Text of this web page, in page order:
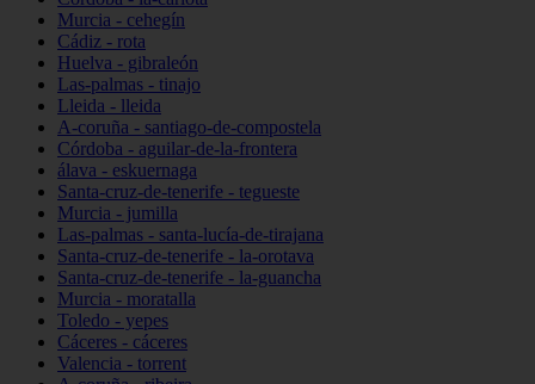
Murcia - cehegín
Cádiz - rota
Huelva - gibraleón
Las-palmas - tinajo
Lleida - lleida
A-coruña - santiago-de-compostela
Córdoba - aguilar-de-la-frontera
álava - eskuernaga
Santa-cruz-de-tenerife - tegueste
Murcia - jumilla
Las-palmas - santa-lucía-de-tirajana
Santa-cruz-de-tenerife - la-orotava
Santa-cruz-de-tenerife - la-guancha
Murcia - moratalla
Toledo - yepes
Cáceres - cáceres
Valencia - torrent